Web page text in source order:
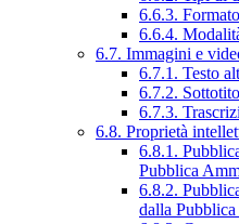
6.6.3.
6.6.4.
6.7. Immagini e
6.7.1. Testo
6.7.2.
6.7.3.
6.8. Proprietà
6.8.1.
Pubblica
6.8.2.
dalla